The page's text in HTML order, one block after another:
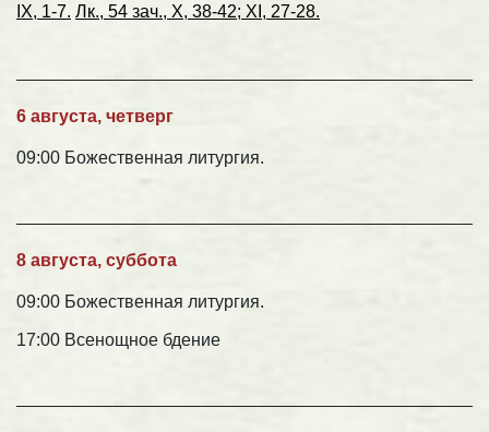
IX, 1-7. Лк., 54 зач., X, 38-42; XI, 27-28.
6 августа, четверг
09:00 Божественная литургия.
8 августа, суббота
09:00 Божественная литургия.
17:00 Всенощное бдение